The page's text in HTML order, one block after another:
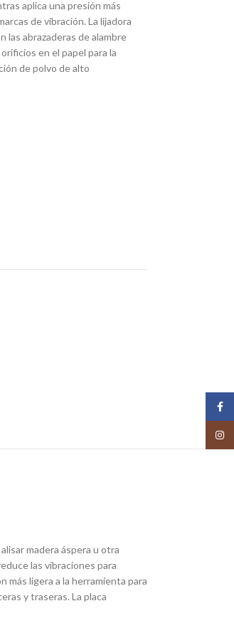
aplica una presión más
de vibración. La lijadora
las abrazaderas de alambre
en el papel para la
de polvo de alto
madera áspera u otra
las vibraciones para
ligera a la herramienta para
y traseras. La placa